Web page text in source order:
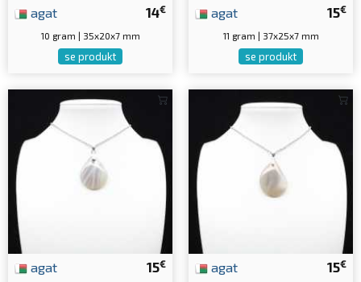
14€
agat
10 gram | 35x20x7 mm
se produkt
15€
agat
11 gram | 37x25x7 mm
se produkt
15€
agat 15€
agat